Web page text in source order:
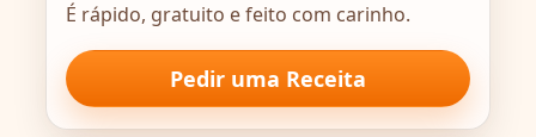
É rápido, gratuito e feito com carinho.
Pedir uma Receita